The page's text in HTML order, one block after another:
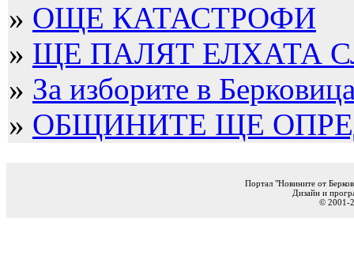
» ОЩЕ КАТАСТРОФИ
» ЩЕ ПАЛЯТ ЕЛХАТА
» За изборите в
» ОБЩИНИТЕ ЩЕ
Портал "Новините от
Дизайн и
© 2001-